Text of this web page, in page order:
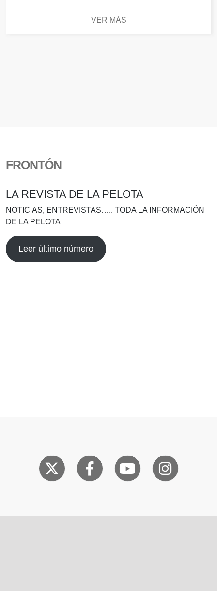
VER MÁS
FRONTÓN
LA REVISTA DE LA PELOTA
NOTICIAS, ENTREVISTAS….. TODA LA INFORMACIÓN
DE LA PELOTA
Leer último número